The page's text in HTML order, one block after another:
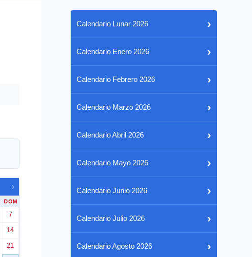
›
DOM
7
14
21
Calendario Lunar 2026 ›
Calendario Enero 2026 ›
Calendario Febrero 2026 ›
Calendario Marzo 2026 ›
Calendario Abril 2026 ›
Calendario Mayo 2026 ›
Calendario Junio 2026 ›
Calendario Julio 2026 ›
Calendario Agosto 2026 ›